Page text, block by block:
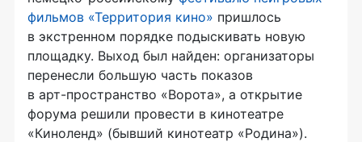
фильмов «Территория кино» пришлось
в экстренном порядке подыскивать новую
площадку. Выход был найден: организаторы
перенесли большую часть показов
в арт-пространство «Ворота», а открытие
форума решили провести в кинотеатре
«Киноленд» (бывший кинотеатр «Родина»).